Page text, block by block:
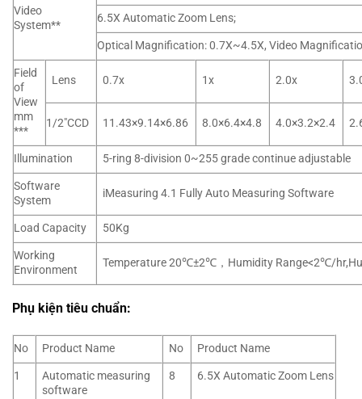
Video
System**
6.5X Automatic Zoom Lens;
Optical Magnification: 0.7X~4.5X, Video
Field
of
View
mm
***
Lens 0.7x 1x 2.0x
1/2″CCD 11.43×9.14×6.86 8.0×6.4×4.8 4.0×3.2×2.4
Illumination
5-ring 8-division 0~255 grade continue adjustable
Software
System
iMeasuring 4.1 Fully Auto Measuring Software
Load Capacity
50Kg
Working
Environment
Temperature 20℃±2℃，Humidity Range<2℃/
Phụ kiện tiêu chuẩn:
No Product Name No
Product Name
1
Automatic measuring
software
8 6.5X Automatic Zoom Lens